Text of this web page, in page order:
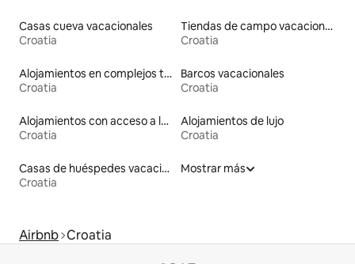
Casas cueva vacacionales
Croatia
Tiendas de campo vacacionales
Croatia
Alojamientos en complejos turísticos
Croatia
Barcos vacacionales
Croatia
Alojamientos con acceso a la playa
Croatia
Alojamientos de lujo
Croatia
Casas de huéspedes vacacionales
Croatia
Mostrar más
Airbnb Croatia